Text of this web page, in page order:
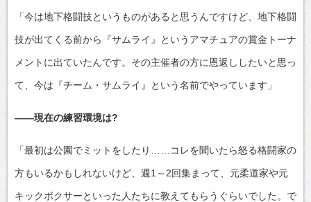
「今は地下格闘技というものがあると思うんですけど、地下格闘
技が出てくる前から『サムライ』というアマチュアの賞金トーナ
メントに出ていたんです。その主催者の方に恩返ししたいと思っ
て、今は『チーム・サムライ』という名前でやっています」
――現在の練習環境は?
「最初は公園でミットをしたり……コレを聞いたら怒る格闘家の
方もいるかもしれないけど、週1～2回集まって、元柔道家や元
キックボクサーといった人たちに教えてもらうぐらいでした。で